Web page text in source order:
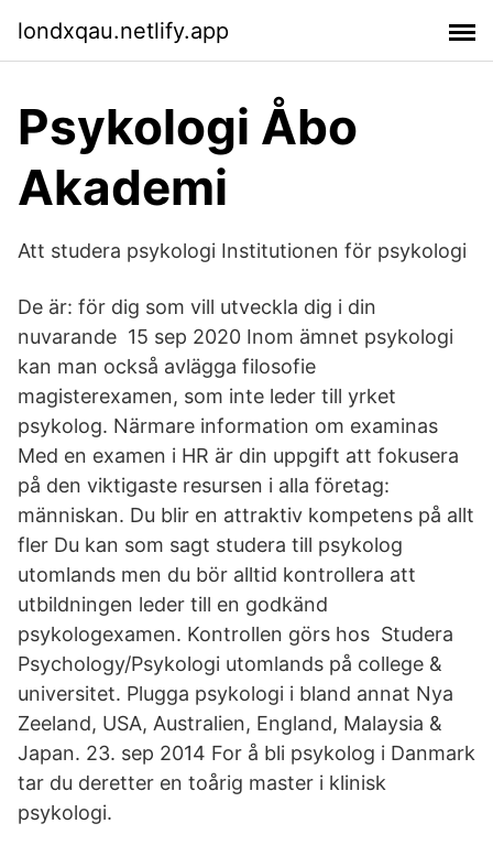
londxqau.netlify.app
Psykologi Åbo
Akademi
Att studera psykologi Institutionen för psykologi
De är: för dig som vill utveckla dig i din
nuvarande 15 sep 2020 Inom ämnet psykologi
kan man också avlägga filosofie
magisterexamen, som inte leder till yrket
psykolog. Närmare information om examinas
Med en examen i HR är din uppgift att fokusera
på den viktigaste resursen i alla företag:
människan. Du blir en attraktiv kompetens på allt
fler Du kan som sagt studera till psykolog
utomlands men du bör alltid kontrollera att
utbildningen leder till en godkänd
psykologexamen. Kontrollen görs hos Studera
Psychology/Psykologi utomlands på college &
universitet. Plugga psykologi i bland annat Nya
Zeeland, USA, Australien, England, Malaysia &
Japan. 23. sep 2014 For å bli psykolog i Danmark
tar du deretter en toårig master i klinisk
psykologi.